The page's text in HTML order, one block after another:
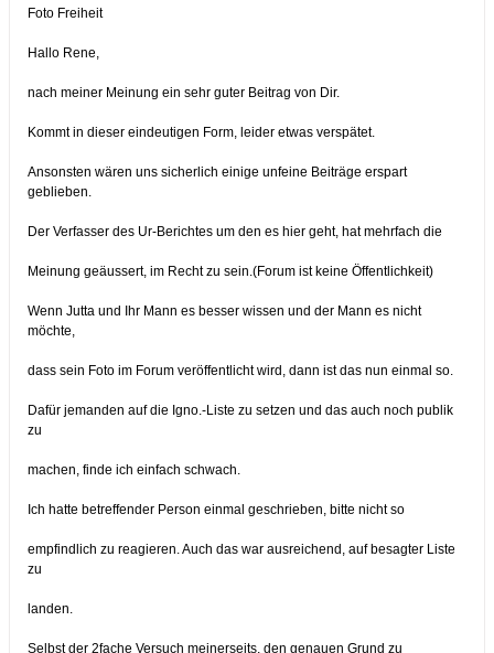
Foto Freiheit
Hallo Rene,
nach meiner Meinung ein sehr guter Beitrag von Dir.
Kommt in dieser eindeutigen Form, leider etwas verspätet.
Ansonsten wären uns sicherlich einige unfeine Beiträge erspart
geblieben.
Der Verfasser des Ur-Berichtes um den es hier geht, hat mehrfach die
Meinung geäussert, im Recht zu sein.(Forum ist keine Öffentlichkeit)
Wenn Jutta und Ihr Mann es besser wissen und der Mann es nicht
möchte,
dass sein Foto im Forum veröffentlicht wird, dann ist das nun einmal so.
Dafür jemanden auf die Igno.-Liste zu setzen und das auch noch publik
zu
machen, finde ich einfach schwach.
Ich hatte betreffender Person einmal geschrieben, bitte nicht so
empfindlich zu reagieren. Auch das war ausreichend, auf besagter Liste
zu
landen.
Selbst der 2fache Versuch meinerseits, den genauen Grund zu